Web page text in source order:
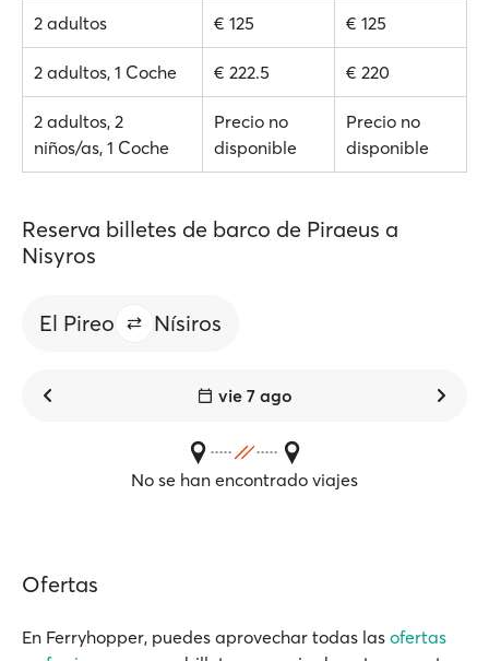
2 adultos € 125 € 125
2 adultos, 1 Coche € 222.5 € 220
2 adultos, 2
niños/as, 1 Coche
Precio no
disponible
Precio no
disponible
Reserva billetes de barco de Piraeus a
Nisyros
El Pireo Nísiros
vie 7 ago
No se han encontrado viajes
Ofertas
En Ferryhopper, puedes aprovechar todas las ofertas